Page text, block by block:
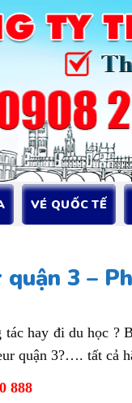
VÉ QUỐC TẾ
3 –
hay đi du học ?
quận 3?…. tất cả
888